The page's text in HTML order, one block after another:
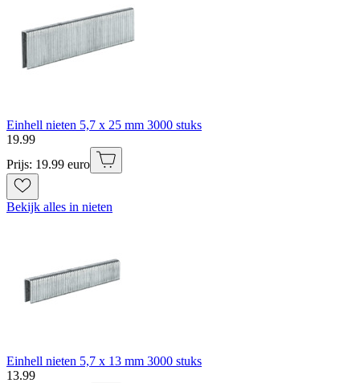
Einhell nieten 5,7 x 25 mm 3000 stuks
19.99
Prijs: 19.99 euro
Bekijk alles in nieten
Einhell nieten 5,7 x 13 mm 3000 stuks
13.99